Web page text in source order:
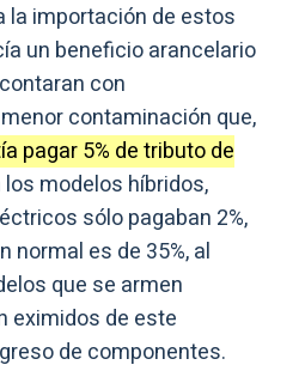
la importación de estos
un beneficio arancelario
con
contaminación que,
pagar 5% de tributo de
los modelos híbridos,
sólo pagaban 2%,
normal es de 35%, al
que se armen
eximidos de este
de componentes.